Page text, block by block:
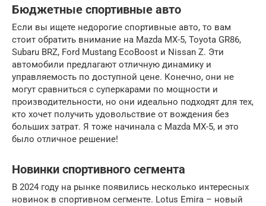
Бюджетные спортивные авто
Если вы ищете недорогие спортивные авто, то вам
стоит обратить внимание на Mazda MX-5, Toyota GR86,
Subaru BRZ, Ford Mustang EcoBoost и Nissan Z. Эти
автомобили предлагают отличную динамику и
управляемость по доступной цене. Конечно, они не
могут сравниться с суперкарами по мощности и
производительности, но они идеально подходят для тех,
кто хочет получить удовольствие от вождения без
больших затрат. Я тоже начинала с Mazda MX-5, и это
было отличное решение!
Новинки спортивного сегмента
В 2024 году на рынке появились несколько интересных
новинок в спортивном сегменте. Lotus Emira – новый